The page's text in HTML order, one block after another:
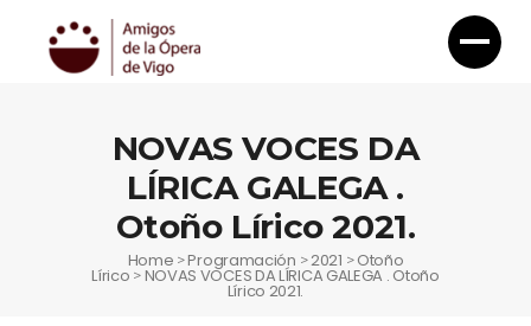
NOVAS VOCES DA
LÍRICA GALEGA .
Otoño Lírico 2021.
Home >Programación >2021 >Otoño
Lírico >NOVAS VOCES DA LÍRICA GALEGA . Otoño
Lírico 2021.